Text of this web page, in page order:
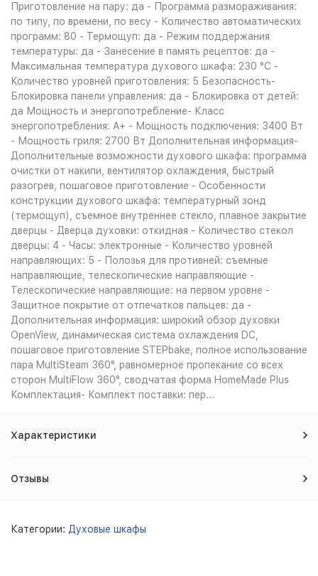
Приготовление на пару: да - Программа размораживания:
по типу, по времени, по весу - Количество автоматических
программ: 80 - Термощуп: да - Режим поддержания
температуры: да - Занесение в память рецептов: да -
Максимальная температура духового шкафа: 230 °С -
Количество уровней приготовления: 5 Безопасность-
Блокировка панели управления: да - Блокировка от детей:
да Мощность и энергопотребление- Класс
энергопотребления: A+ - Мощность подключения: 3400 Вт
- Мощность гриля: 2700 Вт Дополнительная информация-
Дополнительные возможности духового шкафа: программа
очистки от накипи, вентилятор охлаждения, быстрый
разогрев, пошаговое приготовление - Особенности
конструкции духового шкафа: температурный зонд
(термощуп), съемное внутреннее стекло, плавное закрытие
дверцы - Дверца духовки: откидная - Количество стекол
дверцы: 4 - Часы: электронные - Количество уровней
направляющих: 5 - Полозья для противней: съемные
направляющие, телескопические направляющие -
Телескопические направляющие: на первом уровне -
Защитное покрытие от отпечатков пальцев: да -
Дополнительная информация: широкий обзор духовки
OpenView, динамическая система охлаждения DC,
пошаговое приготовление STEPbake, полное использование
пара MultiSteam 360°, равномерное пропекание со всех
сторон MultiFlow 360°, сводчатая форма HomeMade Plus
Комплектация- Комплект поставки: пер...
Характеристики
Отзывы
Категории: Духовые шкафы